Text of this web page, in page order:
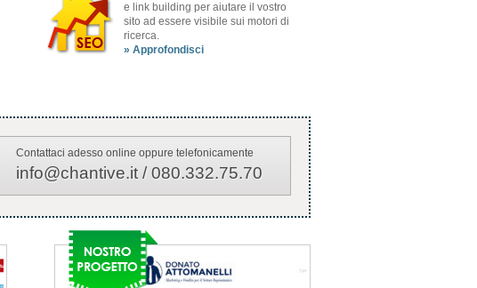
e link building per aiutare il vostro
sito ad essere visibile sui motori di
ricerca.
» Approfondisci
Contattaci adesso online oppure telefonicamente
info@chantive.it / 080.332.75.70